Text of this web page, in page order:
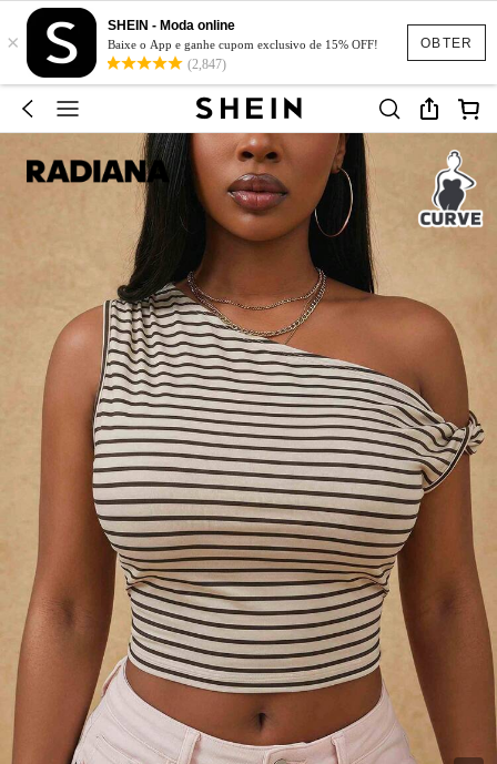
OBTER
×
SHEIN - Moda online
Baixe o App e ganhe cupom exclusivo de 15% OFF!
(2,847)